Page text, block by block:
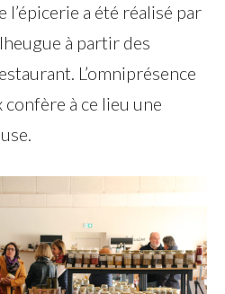
l’épicerie a été réalisé par
à partir des
L’omniprésence
à ce lieu une